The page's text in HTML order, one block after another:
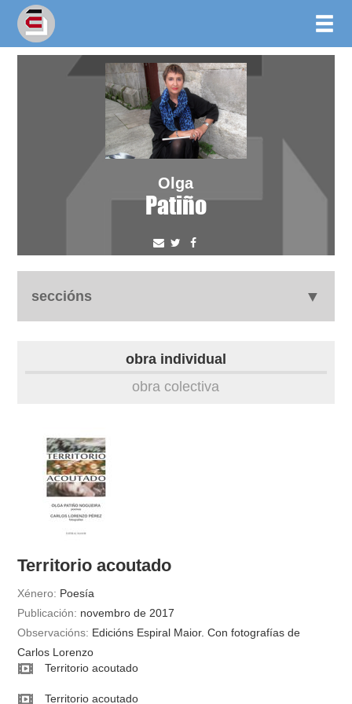
Olga
Patiño
seccións
videoteca
outros docs
obra individual
obra colectiva
Territorio acoutado
Xénero: Poesía
Publicación: novembro de 2017
Observacións: Edicións Espiral Maior. Con fotografías de
Carlos Lorenzo
Territorio acoutado
Territorio acoutado